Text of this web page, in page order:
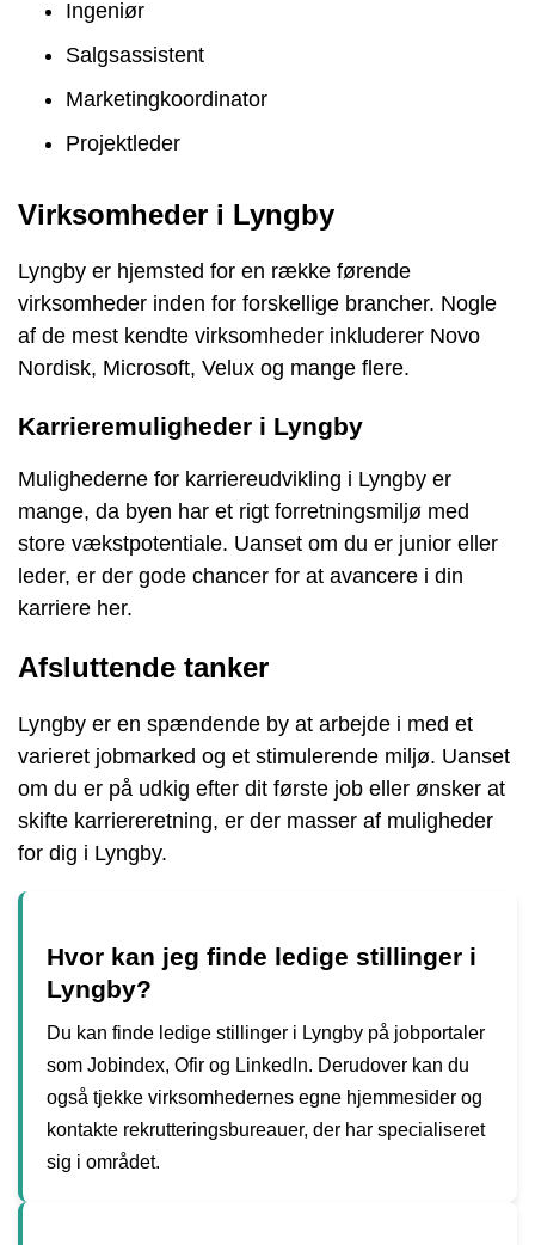
Ingeniør
Salgsassistent
Marketingkoordinator
Projektleder
Virksomheder i Lyngby
Lyngby er hjemsted for en række førende
virksomheder inden for forskellige brancher. Nogle
af de mest kendte virksomheder inkluderer Novo
Nordisk, Microsoft, Velux og mange flere.
Karrieremuligheder i Lyngby
Mulighederne for karriereudvikling i Lyngby er
mange, da byen har et rigt forretningsmiljø med
store vækstpotentiale. Uanset om du er junior eller
leder, er der gode chancer for at avancere i din
karriere her.
Afsluttende tanker
Lyngby er en spændende by at arbejde i med et
varieret jobmarked og et stimulerende miljø. Uanset
om du er på udkig efter dit første job eller ønsker at
skifte karriereretning, er der masser af muligheder
for dig i Lyngby.
Hvor kan jeg finde ledige stillinger i
Lyngby?
Du kan finde ledige stillinger i Lyngby på jobportaler
som Jobindex, Ofir og LinkedIn. Derudover kan du
også tjekke virksomhedernes egne hjemmesider og
kontakte rekrutteringsbureauer, der har specialiseret
sig i området.